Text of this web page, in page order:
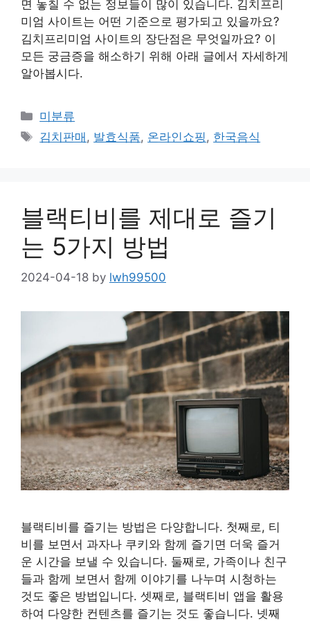
면 놓칠 수 없는 정보들이 많이 있습니다. 김치프리
미엄 사이트는 어떤 기준으로 평가되고 있을까요?
김치프리미엄 사이트의 장단점은 무엇일까요? 이
모든 궁금증을 해소하기 위해 아래 글에서 자세하게
알아봅시다.
Categories
미분류
Tags
김치판매 , 발효식품, 온라인쇼핑, 한국음식
블랙티비를 제대로 즐기
는 5가지 방법
2024-04-18 by lwh99500
블랙티비를 즐기는 방법은 다양합니다. 첫째로, 티
비를 보면서 과자나 쿠키와 함께 즐기면 더욱 즐거
운 시간을 보낼 수 있습니다. 둘째로, 가족이나 친구
들과 함께 보면서 함께 이야기를 나누며 시청하는
것도 좋은 방법입니다. 셋째로, 블랙티비 앱을 활용
하여 다양한 컨텐츠를 즐기는 것도 좋습니다. 넷째